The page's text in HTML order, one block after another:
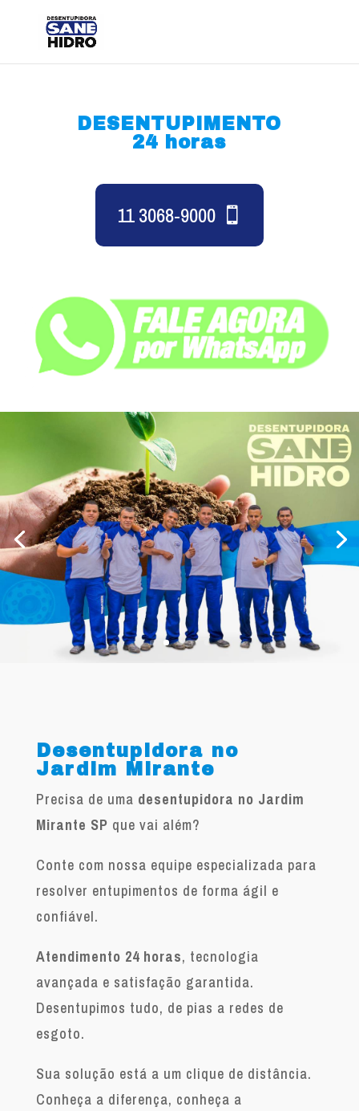
DESENTUPIMENTO
24 horas
11 3068-9000
Desentupidora no
Jardim Mirante
Precisa de uma desentupidora no Jardim
Mirante SP que vai além?
Conte com nossa equipe especializada para
resolver entupimentos de forma ágil e
confiável.
Atendimento 24 horas, tecnologia
avançada e satisfação garantida.
Desentupimos tudo, de pias a redes de
esgoto.
Sua solução está a um clique de distância.
Conheça a diferença, conheça a